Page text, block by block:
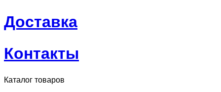
Доставка
Контакты
Каталог товаров